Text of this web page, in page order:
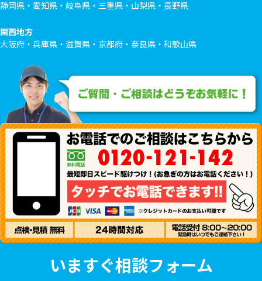
静岡県・愛知県・岐阜県・三重県・山梨県・長野県
関西地方
大阪府・兵庫県・滋賀県・京都府・奈良県・和歌山県
いますぐ相談フォーム